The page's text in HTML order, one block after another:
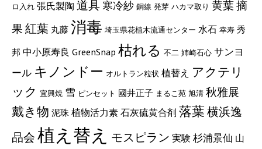
ロ入れ 張氏製陶 道具寒冷紗 銅線 発芽 ハカマ取り 黄葉摘
果 紅葉 丸藤 消毒 埼玉県花植木流通センター 水石 幸寿 秀
邦 中小原寿良 GreenSnap 枯れる 不二 姉崎石心 サンヨ
ール キノンドー オルトラン粒状 植替え アクテリ
ック 宜興焼 雪 ピンセット 國井正子 まるこ苑 旭清 秋雅展
戴き物 泥珠 植物活力素石灰硫黄合剤 落葉横浜逸
品会植え替え モスピラン 実験 杉浦景仙 山